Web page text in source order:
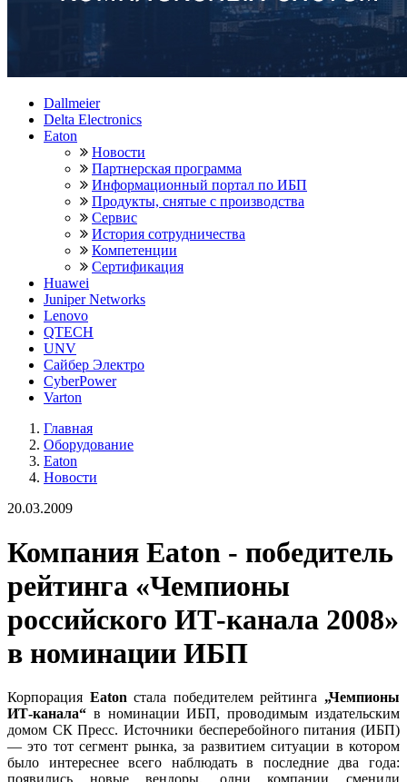
Dallmeier
Delta Electronics
Eaton
Новости
Партнерская программа
Информационный портал по ИБП
Продукты, снятые с производства
Сервис
История сотрудничества
Компетенции
Сертификация
Huawei
Juniper Networks
Lenovo
QTECH
UNV
Сайбер Электро
CyberPower
Varton
Главная
Оборудование
Eaton
Новости
20.03.2009
Компания Eaton - победитель
рейтинга «Чемпионы
российского ИТ-канала 2008»
в номинации ИБП
Корпорация Eatonстала победителем рейтинга „Чемпионы
ИТ-канала“ в номинации ИБП, проводимым издательским
домом СК Пресс. Источники бесперебойного питания (ИБП)
— это тот сегмент рынка, за развитием ситуации в котором
было интереснее всего наблюдать в последние два года: